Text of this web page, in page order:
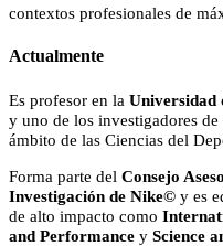
contextos profesionales de
Actualmente
Es profesor en la Universidad
y uno de los investigadores
ámbito de las Ciencias del
Forma parte del Consejo
Investigación de Nike© y es
de alto impacto como
and Performance y Science